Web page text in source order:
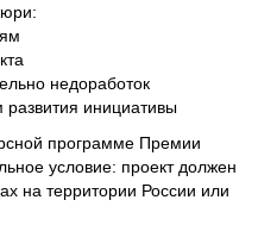
недоработок
инициативы
программе Премии
условие: проект должен
на территории России или